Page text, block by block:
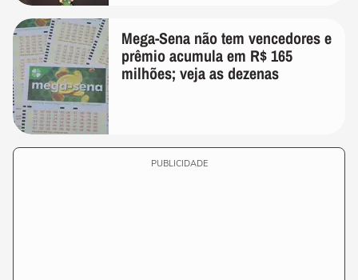
Mega-Sena não tem vencedores e
prêmio acumula em R$ 165
milhões; veja as dezenas
PUBLICIDADE